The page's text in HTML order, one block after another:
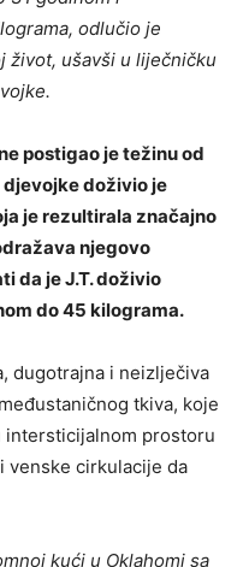
odlučio je
život, ušavši u liječničku
postigao je težinu od
doživio je
je rezultirala značajno
njegovo
da je J.T. doživio
do 45 kilograma.
dugotrajna i neizlječiva
tkiva, koje
intersticijalnom prostoru
venske cirkulacije da
kući u Oklahomi sa